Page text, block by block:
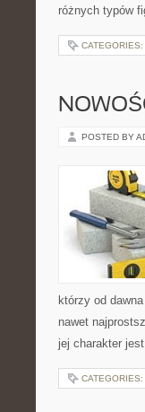
różnych typów
CATEGORIES:
POSTED BY
którzy od
nawet
jej charakter
CATEGORIES: